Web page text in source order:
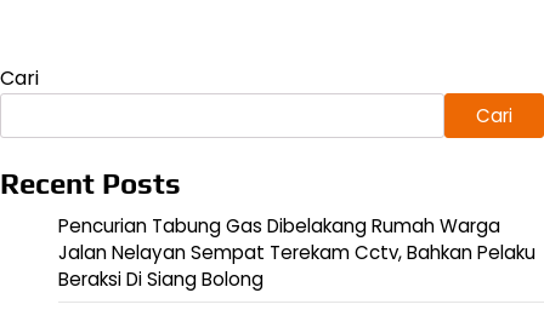
Cari
Cari
Recent Posts
Pencurian Tabung Gas Dibelakang Rumah Warga
Jalan Nelayan Sempat Terekam Cctv, Bahkan Pelaku
Beraksi Di Siang Bolong